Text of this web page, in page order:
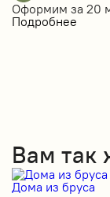
Оформим за 20
Подробнее
Вам так
Дома из бруса